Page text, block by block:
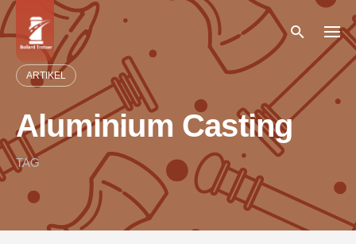
Skip
to
content
ARTIKEL
Aluminium Casting
TAG